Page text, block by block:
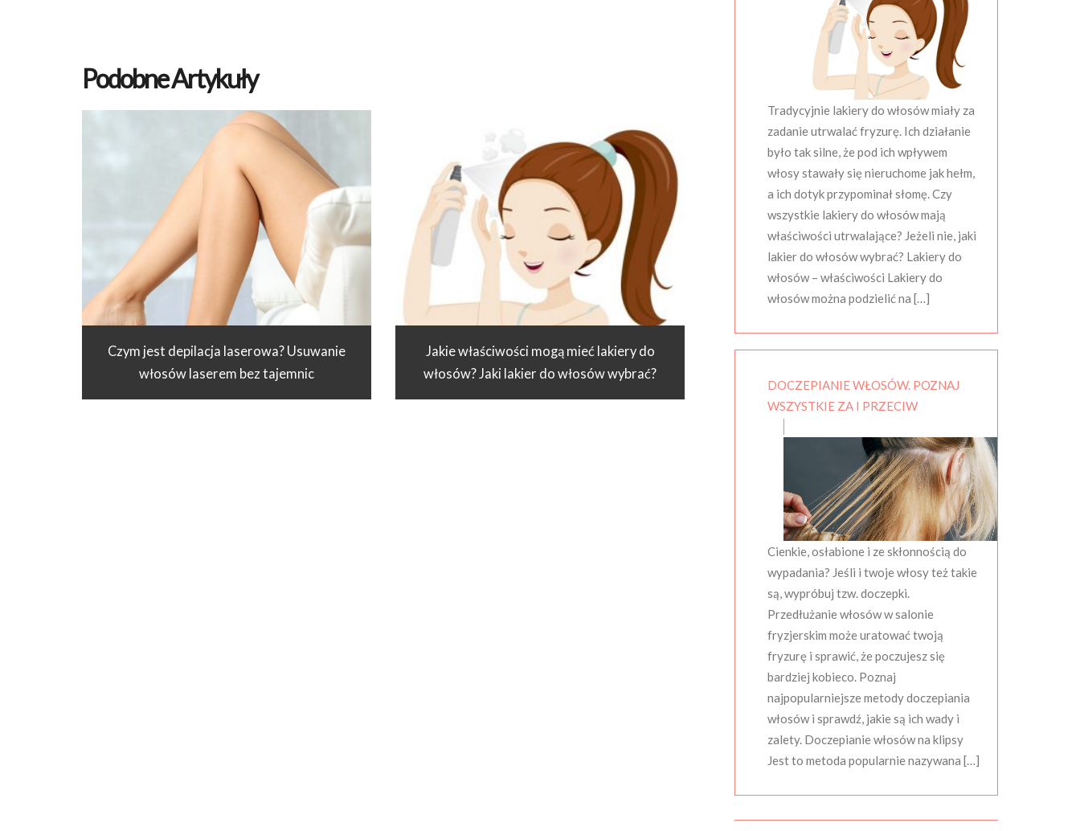
Podobne Artykuły
Czym jest depilacja laserowa? Usuwanie
włosów laserem bez tajemnic
Jakie właściwości mogą mieć lakiery do
włosów? Jaki lakier do włosów wybrać?
Tradycyjnie lakiery do włosów miały za
zadanie utrwalać fryzurę. Ich działanie
było tak silne, że pod ich wpływem
włosy stawały się nieruchome jak hełm,
a ich dotyk przypominał słomę. Czy
wszystkie lakiery do włosów mają
właściwości utrwalające? Jeżeli nie, jaki
lakier do włosów wybrać? Lakiery do
włosów – właściwości Lakiery do
włosów można podzielić na […]
DOCZEPIANIE WŁOSÓW. POZNAJ
WSZYSTKIE ZA I PRZECIW
Cienkie, osłabione i ze skłonnością do
wypadania? Jeśli i twoje włosy też takie
są, wypróbuj tzw. doczepki.
Przedłużanie włosów w salonie
fryzjerskim może uratować twoją
fryzurę i sprawić, że poczujesz się
bardziej kobieco. Poznaj
najpopularniejsze metody doczepiania
włosów i sprawdź, jakie są ich wady i
zalety. Doczepianie włosów na klipsy
Jest to metoda popularnie nazywana […]